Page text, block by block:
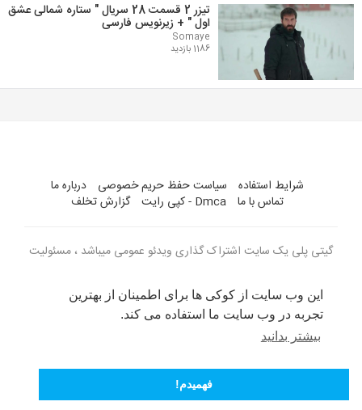
این وب سایت از کوکی ها برای اطمینان از بهترین
تجربه در وب سایت ما استفاده می کند.
بیشتر بدانید
فهمیدم!
تیزر 2 قسمت 28 سریال " ستاره شمالی عشق
اول " + زیرنویس فارسی
Somaye
1186 بازدید
شرایط استفاده سیاست حفظ حریم خصوصی
درباره ما
تماس با ما
Dmca - کپی رایت گزارش تخلف
گیتی پلی یک سایت اشتراک گذاری ویدئو عمومی میباشد ، مسئولیت
زبان